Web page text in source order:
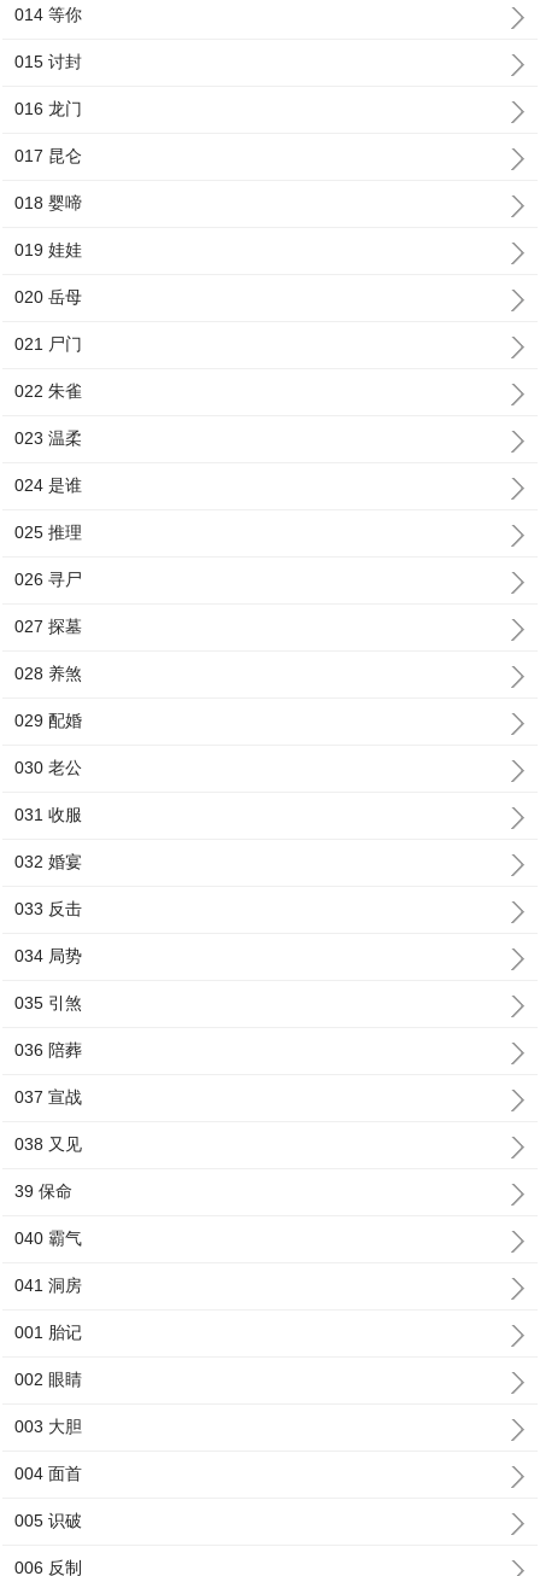
014 等你
015 讨封
016 龙门
017 昆仑
018 婴啼
019 娃娃
020 岳母
021 尸门
022 朱雀
023 温柔
024 是谁
025 推理
026 寻尸
027 探墓
028 养煞
029 配婚
030 老公
031 收服
032 婚宴
033 反击
034 局势
035 引煞
036 陪葬
037 宣战
038 又见
39 保命
040 霸气
041 洞房
001 胎记
002 眼睛
003 大胆
004 面首
005 识破
006 反制